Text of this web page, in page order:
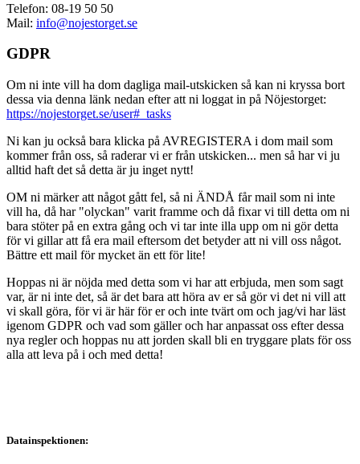
Telefon: 08-19 50 50
Mail: info@nojestorget.se
GDPR
Om ni inte vill ha dom dagliga mail-utskicken så kan ni kryssa bort
dessa via denna länk nedan efter att ni loggat in på Nöjestorget:
https://nojestorget.se/user#_tasks
Ni kan ju också bara klicka på AVREGISTERA i dom mail som
kommer från oss, så raderar vi er från utskicken... men så har vi ju
alltid haft det så detta är ju inget nytt!
OM ni märker att något gått fel, så ni ÄNDÅ får mail som ni inte
vill ha, då har "olyckan" varit framme och då fixar vi till detta om ni
bara stöter på en extra gång och vi tar inte illa upp om ni gör detta
för vi gillar att få era mail eftersom det betyder att ni vill oss något.
Bättre ett mail för mycket än ett för lite!
Hoppas ni är nöjda med detta som vi har att erbjuda, men som sagt
var, är ni inte det, så är det bara att höra av er så gör vi det ni vill att
vi skall göra, för vi är här för er och inte tvärt om och jag/vi har läst
igenom GDPR och vad som gäller och har anpassat oss efter dessa
nya regler och hoppas nu att jorden skall bli en tryggare plats för oss
alla att leva på i och med detta!
Datainspektionen: